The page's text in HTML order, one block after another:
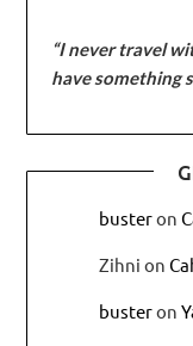
“I never travel
have something
busteron
Zihni on
busteron